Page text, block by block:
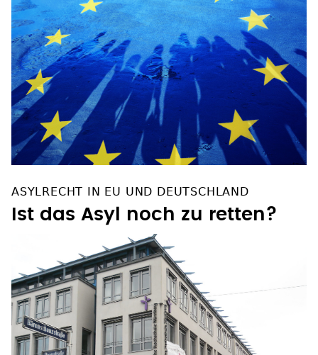
ASYLRECHT IN EU UND DEUTSCHLAND
Ist das Asyl noch zu retten?